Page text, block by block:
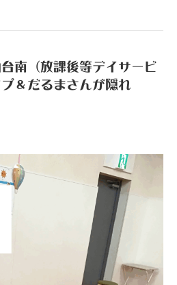
南（放課後等デイサービ
＆だるまさんが隠れ